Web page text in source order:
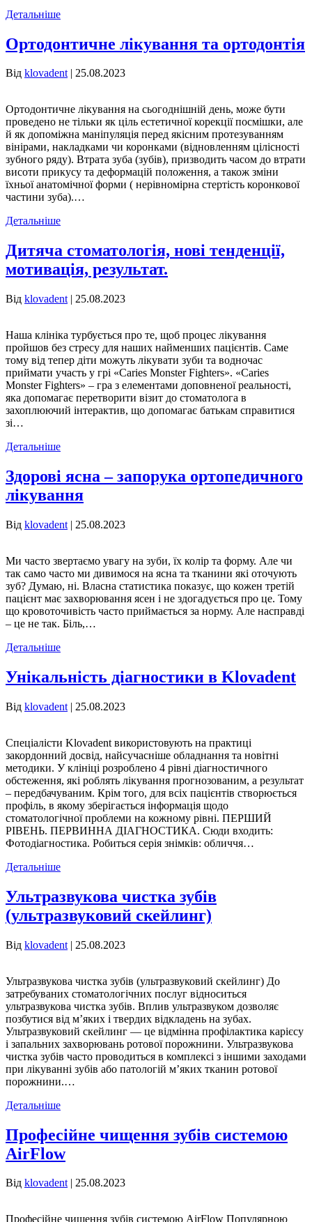
Детальніше
Ортодонтичне лікування та ортодонтія
Від klovadent| 25.08.2023
Ортодонтичне лікування на сьогоднішній день, може бути
проведено не тільки як ціль естетичної корекції посмішки, але
й як допоміжна маніпуляція перед якісним протезуванням
вінірами, накладками чи коронками (відновленням цілісності
зубного ряду). Втрата зуба (зубів), призводить часом до втрати
висоти прикусу та деформацій положення, а також зміни
їхньої анатомічної форми ( нерівномірна стертість коронкової
частини зуба).…
Детальніше
Дитяча стоматологія, нові тенденції,
мотивація, результат.
Від klovadent | 25.08.2023
Наша клініка турбується про те, щоб процес лікування
пройшов без стресу для наших найменших пацієнтів. Саме
тому від тепер діти можуть лікувати зуби та водночас
приймати участь у грі «Caries Monster Fighters». «Caries
Monster Fighters» – гра з елементами доповненої реальності,
яка допомагає перетворити візит до стоматолога в
захоплюючий інтерактив, що допомагає батькам справитися
зі…
Детальніше
Здорові ясна – запорука ортопедичного
лікування
Від klovadent | 25.08.2023
Ми часто звертаємо увагу на зуби, їх колір та форму. Але чи
так само часто ми дивимося на ясна та тканини які оточують
зуб? Думаю, ні. Власна статистика показує, що кожен третій
пацієнт має захворювання ясен і не здогадується про це. Тому
що кровоточивість часто приймається за норму. Але насправді
– це не так. Біль,…
Детальніше
Унікальність діагностики в Klovadent
Від klovadent | 25.08.2023
Спеціалісти Klovadent використовують на практиці
закордонний досвід, найсучасніше обладнання та новітні
методики. У клініці розроблено 4 рівні діагностичного
обстеження, які роблять лікування прогнозованим, а результат
– передбачуваним. Крім того, для всіх пацієнтів створюється
профіль, в якому зберігається інформація щодо
стоматологічної проблеми на кожному рівні. ПЕРШИЙ
РІВЕНЬ. ПЕРВИННА ДІАГНОСТИКА. Сюди входить:
Фотодіагностика. Робиться серія знімків: обличчя…
Детальніше
Ультразвукова чистка зубів
(ультразвуковий скейлинг)
Від klovadent | 25.08.2023
Ультразвукова чистка зубів (ультразвуковий скейлинг) До
затребуваних стоматологічних послуг відноситься
ультразвукова чистка зубів. Вплив ультразвуком дозволяє
позбутися від м’яких і твердих відкладень на зубах.
Ультразвуковий скейлинг — це відмінна профілактика карієсу
і запальних захворювань ротової порожнини. Ультразвукова
чистка зубів часто проводиться в комплексі з іншими заходами
при лікуванні зубів або патологій м’яких тканин ротової
порожнини.…
Детальніше
Професійне чищення зубів системою
AirFlow
Від klovadent| 25.08.2023
Професійне чищення зубів системою AirFlow Популярною